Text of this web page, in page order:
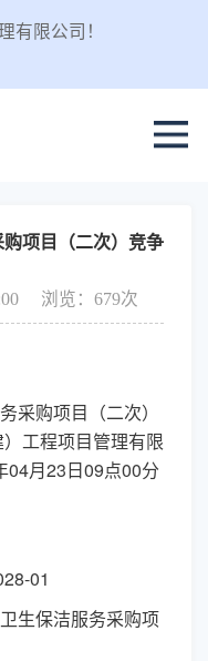
有限公司！
项目（二次）竞争
浏览：679次
采购项目（二次）
工程项目管理有限
04月23日09点00分
01
生保洁服务采购项